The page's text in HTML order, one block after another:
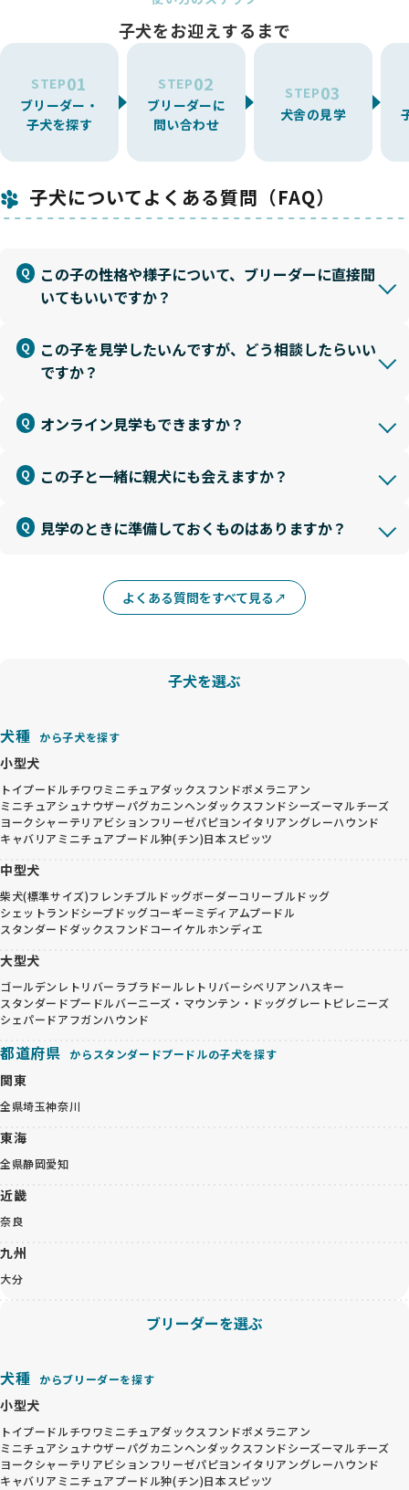
子犬をお迎えするまで
STEP01
ブリーダー・
子犬を探す
STEP02
ブリーダーに
問い合わせ
STEP03
犬舎の見学
子犬についてよくある質問（FAQ）
この子の性格や様子について、ブリーダーに直接聞
いてもいいですか？
この子を見学したいんですが、どう相談したらいい
ですか？
オンライン見学もできますか？
この子と一緒に親犬にも会えますか？
見学のときに準備しておくものはありますか？
よくある質問をすべて見る
子犬を選ぶ
犬種 から子犬を探す
小型犬
トイプードルチワワミニチュアダックスフンドポメラニアン
ミニチュアシュナウザーパグカニンヘンダックスフンドシーズーマルチーズ
ヨークシャーテリアビションフリーゼパピヨンイタリアングレーハウンド
キャバリア ミニチュアプードル狆(チン)日本スピッツ
中型犬
柴犬(標準サイズ)フレンチブルドッグボーダーコリーブルドッグ
シェットランドシープドッグコーギーミディアムプードル
スタンダードダックスフンドコーイケルホンディエ
大型犬
ゴールデンレトリバー ラブラドールレトリバーシベリアンハスキー
スタンダードプードルバーニーズ・マウンテン・ドッググレートピレニーズ
シェパードアフガンハウンド
都道府県 からスタンダードプードルの子犬を探す
関東
全県埼玉神奈川
東海
全県静岡愛知
近畿
奈良
九州
大分
ブリーダーを選ぶ
犬種 からブリーダーを探す
小型犬
トイプードルチワワミニチュアダックスフンドポメラニアン
ミニチュアシュナウザーパグカニンヘンダックスフンドシーズーマルチーズ
ヨークシャーテリアビションフリーゼパピヨンイタリアングレーハウンド
キャバリア ミニチュアプードル狆(チン)日本スピッツ